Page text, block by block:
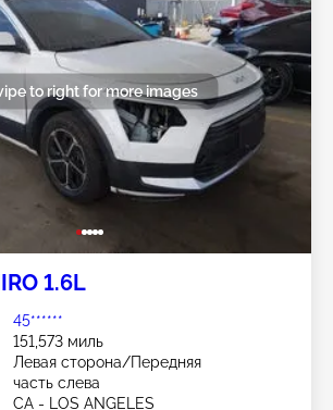
to right for more images
1.6L
45******
151,573 миль
Левая сторона/Передняя
часть слева
CA - LOS ANGELES